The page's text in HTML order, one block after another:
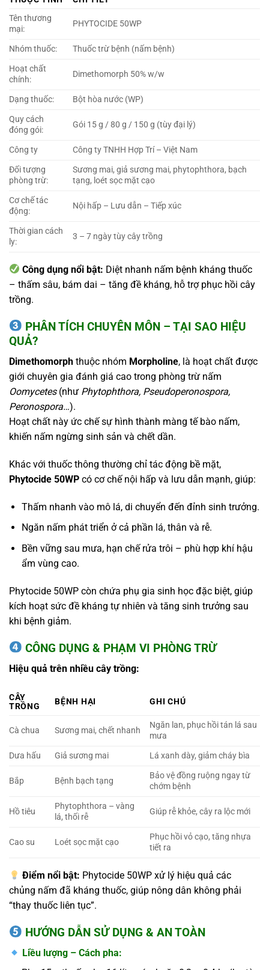
Tên thương
mại:
PHYTOCIDE 50WP
Nhóm thuốc:
Thuốc trừ bệnh (nấm bệnh)
Hoạt chất
chính:
Dimethomorph 50% w/w
Dạng thuốc:
Bột hòa nước (WP)
Quy cách
đóng gói:
Gói 15 g / 80 g / 150 g (tùy đại lý)
Công ty
Công ty TNHH Hợp Trí – Việt Nam
Đối tượng
phòng trừ:
Sương mai, giả sương mai, phytophthora, bạch
tạng, loét sọc mặt cạo
Cơ chế tác
động:
Nội hấp – Lưu dẫn – Tiếp xúc
Thời gian cách
ly:
3 – 7 ngày tùy cây trồng
Công dụng nổi bật: Diệt nhanh nấm bệnh kháng thuốc
– thấm sâu, bám dai – tăng đề kháng, hỗ trợ phục hồi cây
trồng.
PHÂN TÍCH CHUYÊN MÔN – TẠI SAO HIỆU
QUẢ?
Dimethomorph thuộc nhóm Morpholine, là hoạt chất được
giới chuyên gia đánh giá cao trong phòng trừ nấm
Oomycetes(như Phytophthora, Pseudoperonospora,
Peronospora…).
Hoạt chất này ức chế sự hình thành màng tế bào nấm,
khiến nấm ngừng sinh sản và chết dần.
Khác với thuốc thông thường chỉ tác động bề mặt,
Phytocide 50WP có cơ chế nội hấp và lưu dẫn mạnh, giúp:
Thấm nhanh vào mô lá, di chuyển đến đỉnh sinh trưởng.
Ngăn nấm phát triển ở cả phần lá, thân và rễ.
Bền vững sau mưa, hạn chế rửa trôi – phù hợp khí hậu
ẩm vùng cao.
Phytocide 50WP còn chứa phụ gia sinh học đặc biệt, giúp
kích hoạt sức đề kháng tự nhiên và tăng sinh trưởng sau
khi bệnh giảm.
CÔNG DỤNG & PHẠM VI PHÒNG TRỪ
Hiệu quả trên nhiều cây trồng:
CÂY
TRỒNG
BỆNH HẠI GHI CHÚ
Cà chua Sương mai, chết nhanh
Ngăn lan, phục hồi tán lá sau
mưa
Dưa hấu
Giả sương mai Lá xanh dày, giảm cháy bìa
Bắp Bệnh bạch tạng
Bảo vệ đồng ruộng ngay từ
chớm bệnh
Hồ tiêu
Phytophthora – vàng
lá, thối rễ
Giúp rễ khỏe, cây ra lộc mới
Cao su Loét sọc mặt cạo
Phục hồi vỏ cạo, tăng nhựa
tiết ra
Điểm nổi bật: Phytocide 50WP xử lý hiệu quả các
chủng nấm đã kháng thuốc, giúp nông dân không phải
“thay thuốc liên tục”.
HƯỚNG DẪN SỬ DỤNG & AN TOÀN
Liều lượng – Cách pha: